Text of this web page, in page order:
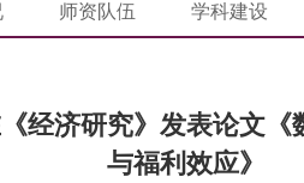
师资队伍 学科建设
经济研究》发表论文
与福利效应》